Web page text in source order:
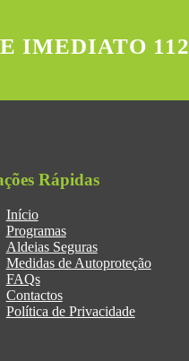
IMEDIATO 112
Rápidas
Início
Programas
Aldeias Seguras
Medidas de Autoproteção
FAQs
Contactos
Política de Privacidade